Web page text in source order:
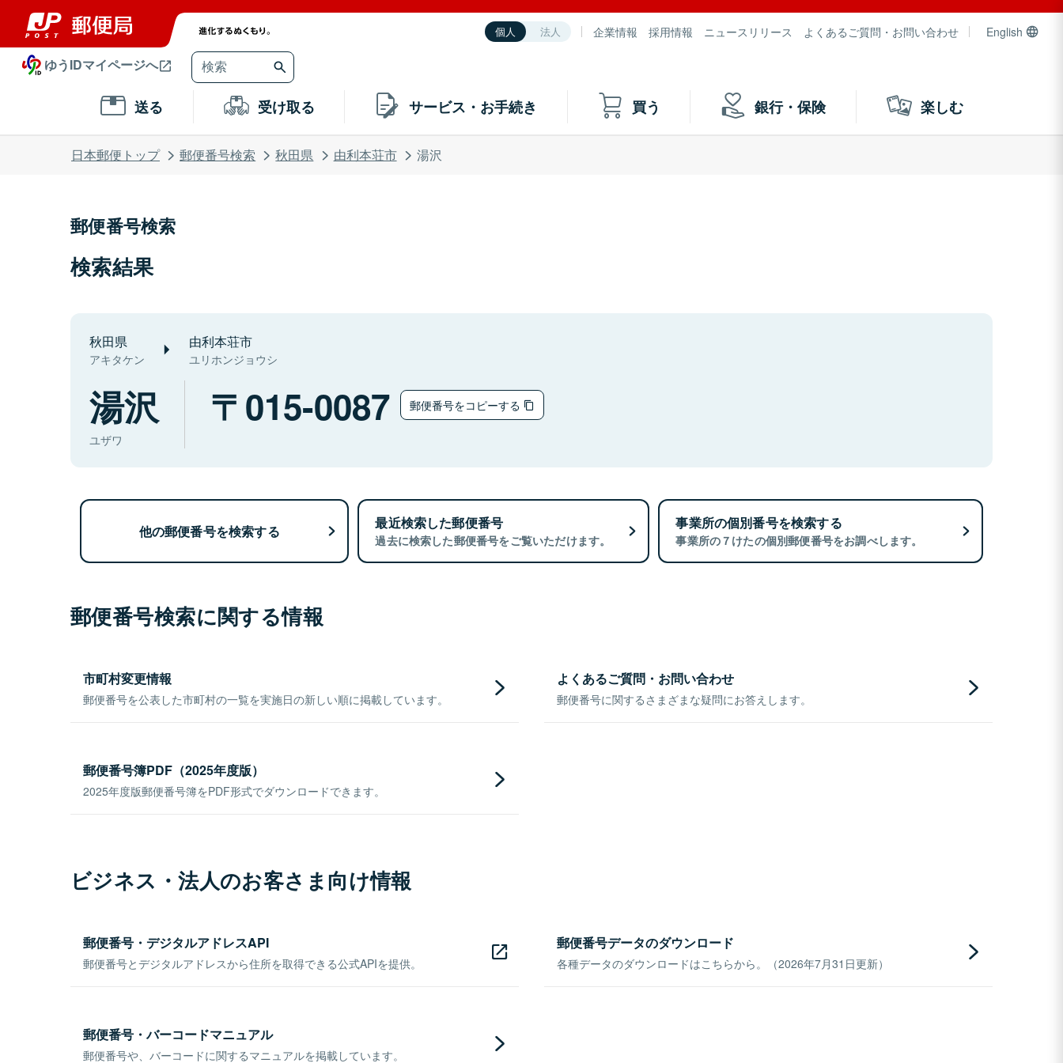
個人 法人 企業情報 採用情報 ニュースリリース よくあるご質問・お問い合わせ English
ゆうIDマイページへ
送る 受け取る サービス・お手続き 買う 銀行・保険 楽しむ
日本郵便トップ 郵便番号検索 秋田県 由利本荘市 湯沢
郵便番号検索
検索結果
秋田県
アキタケン
由利本荘市
ユリホンジョウシ
湯沢
ユザワ
015-0087 郵便番号をコピーする
他の郵便番号を検索する 最近検索した郵便番号
過去に検索した郵便番号をご覧いただけます。
事業所の個別番号を検索する
事業所の７けたの個別郵便番号をお調べします。
郵便番号検索に関する情報
市町村変更情報
郵便番号を公表した市町村の一覧を実施日の新しい順に掲載しています。
よくあるご質問・お問い合わせ
郵便番号に関するさまざまな疑問にお答えします。
郵便番号簿PDF（2025年度版）
2025年度版郵便番号簿をPDF形式でダウンロードできます。
ビジネス・法人のお客さま向け情報
郵便番号・デジタルアドレスAPI
郵便番号とデジタルアドレスから住所を取得できる公式APIを提供。
郵便番号データのダウンロード
各種データのダウンロードはこちらから。（2026年7月31日更新）
郵便番号・バーコードマニュアル
郵便番号や、バーコードに関するマニュアルを掲載しています。